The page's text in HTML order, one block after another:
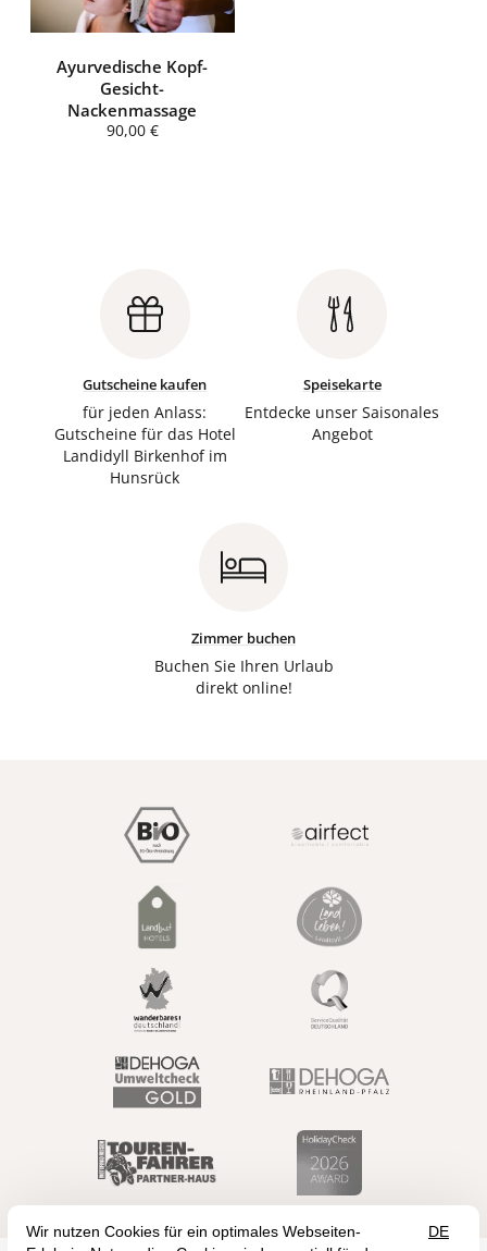
Ayurvedische Kopf-
Gesicht-
Nackenmassage
90,00 €
Gutscheine kaufen
für jeden Anlass:
Gutscheine für das Hotel
Landidyll Birkenhof im
Hunsrück
Speisekarte
Entdecke unser Saisonales
Angebot
Zimmer buchen
Buchen Sie Ihren Urlaub
direkt online!